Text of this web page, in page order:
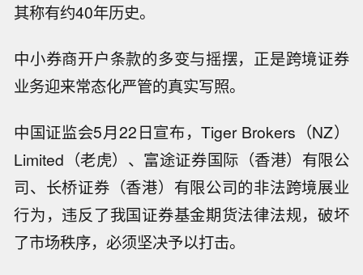
其称有约40年历史。
中小券商开户条款的多变与摇摆，正是跨境证券
业务迎来常态化严管的真实写照。
中国证监会5月22日宣布，Tiger Brokers（NZ）
Limited（老虎）、富途证券国际（香港）有限公
司、长桥证券（香港）有限公司的非法跨境展业
行为，违反了我国证券基金期货法律法规，破坏
了市场秩序，必须坚决予以打击。